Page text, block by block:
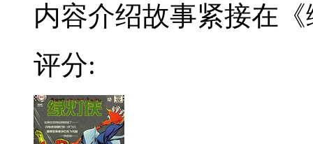
内容介绍故事紧接在
评分: